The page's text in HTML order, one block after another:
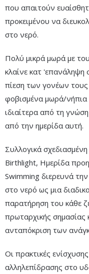
που απαιτούν
προκειμένου να
στο νερό.
Πολύ μικρά μωρά με
κλαίνε κατ
πίεση των γονέων τους
φοβισμένα μωρά/νήπια
ιδιαίτερα από τη
από την ημερίδα αυτή.
Συλλογικά
Birthlight, Ημερίδα
Swimming διερευνά
στο νερό ως μια
παρατήρηση του κάθε
πρωταρχικής σημασίας
ανταπόκριση των
Οι πρακτικές
αλληλεπίδρασης στο